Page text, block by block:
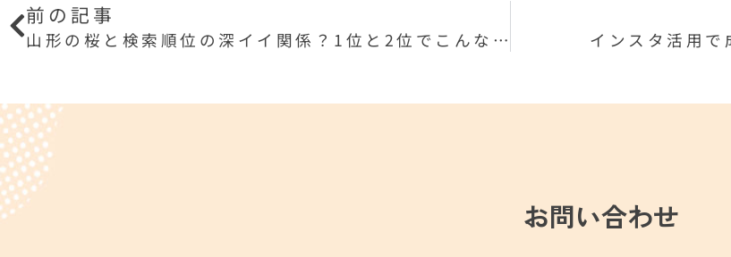
前の記事
山形の桜と検索順位の深イイ関係？1位と2位でこんなに違うクリック率！ インスタ活用で
お問い合わせ